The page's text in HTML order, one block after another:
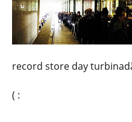
record store day
( :